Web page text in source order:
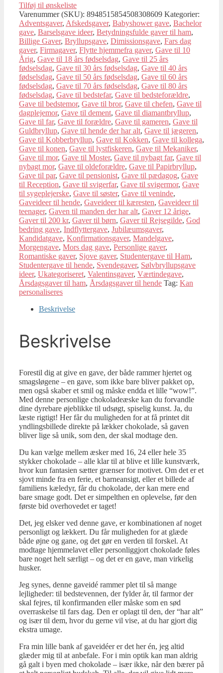
Tilføj til ønskeliste
Varenummer (SKU): 8948515854508308609 Kategorier:
Adventsgaver, Afskedsgaver, Babyshower gave, Bachelor
gave, Barselsgave ideer, Betydningsfulde gaver til ham,
Billige Gaver, Bryllupsgave, Dimissionsgave, Fars dag
gaver, Firmagaver, Flytte hjemmefra gaver, Gave til 10
Årig, Gave til 18 års fødselsdag, Gave til 25 års
fødselsdag, Gave til 30 års fødselsdag, Gave til 40 års
fødselsdag, Gave til 50 års fødselsdag, Gave til 60 års
fødselsdag, Gave til 70 års fødselsdag, Gave til 80 års
fødselsdag, Gave til bedstefar, Gave til bedsteforældre,
Gave til bedstemor, Gave til bror, Gave til chefen, Gave til
dagplejemor, Gave til dement, Gave til diamantbryllup,
Gave til far, Gave til forældre, Gave til gameren, Gave til
Guldbryllup, Gave til hende der har alt, Gave til jægeren,
Gave til Kobberbryllup, Gave til Kokken, Gave til kollega,
Gave til konen, Gave til lystfiskeren, Gave til Mekaniker,
Gave til mor, Gave til Moster, Gave til nybagt far, Gave til
nybagt mor, Gave til oldeforældre, Gave til Papirbryllup,
Gave til par, Gave til pensionist, Gave til pædagog, Gave
til Reception, Gave til svigerfar, Gave til svigermor, Gave
til sygeplejerske, Gave til søster, Gave til veninde,
Gaveideer til hende, Gaveideer til kæresten, Gaveideer til
teenager, Gaven til manden der har alt, Gaver 12 årige,
Gaver til 200 kr, Gaver til børn, Gaver til Rejsegilde, God
bedring gave, Indflyttergave, Jubilæumsgaver,
Kandidatgave, Konfirmationsgaver, Mandelgave,
Morgengave, Mors dag gave, Personlige gaver,
Romantiske gaver, Sjove gaver, Studentergave til Ham,
Studentergave til hende, Svendegaver, Sølvbryllupsgave
ideer, Ukategoriseret, Valentinsgaver, Værtindegave,
Årsdagsgaver til ham, Årsdagsgaver til hende Tag: Kan
personaliseres
Beskrivelse
Beskrivelse
Forestil dig at give en gave, der både rammer hjertet og
smagsløgene – en gave, som ikke bare bliver pakket op,
men også skaber et smil og måske endda et lille “wow!”.
Med denne personlige chokoladeæske kan du forvandle
dine dyrebare øjeblikke til udsøgt, spiselig kunst. Ja, du
læste rigtigt! Her får du muligheden for at få printet dit
yndlingsbillede direkte på lækker chokolade, så gaven
bliver lige så unik, som den, der skal modtage den.
Du kan vælge mellem æsker med 16, 24 eller hele 35
stykker chokolade – alle klar til at blive et lille kunstværk,
hvor kun fantasien sætter grænser for motivet. Om det er et
sjovt minde fra en ferie, et barneansigt, eller et billede af
familiens kæledyr, får du chokolade, der kan mere end
bare smage godt. Det er simpelthen en oplevelse, før den
første bid overhovedet er taget!
Det, jeg elsker ved denne gave, er kombinationen af noget
personligt og lækkert. Du får muligheden for at glæde
både øjne og gane, og det gør en verden til forskel. At
modtage hjemmelavet eller personliggjort chokolade føles
bare noget helt særligt – og det er en gave, man virkelig
husker.
Jeg synes, denne gaveidé rammer plet til så mange
lejligheder: til bedstevennen, der fylder år, til farmor der
skal fejres, til konfirmanden eller måske som en sød
overraskelse til fars dag. Den er oplagt til den, der “har alt”
og især til dem, hvor du gerne vil vise, at du har gjort dig
ekstra umage.
Fra min lille bank af gaveidéer er det her én, jeg altid
glæder mig til at anbefale. For i min optik kan man aldrig
gå galt i byen med chokolade – især ikke, når den bærer på